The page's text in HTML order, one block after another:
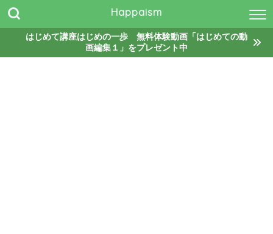
Happaism
はじめて講座はじめの一歩 無料体験動画「はじめての動
画編集１」をプレゼント中